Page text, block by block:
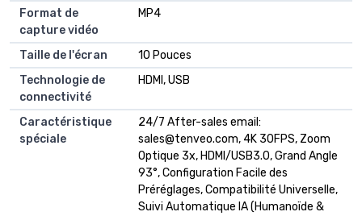
Format de
capture vidéo
MP4
Taille de l'écran
10 Pouces
Technologie de
connectivité
HDMI, USB
Caractéristique
spéciale
24/7 After-sales email:
sales@tenveo.com, 4K 30FPS, Zoom
Optique 3x, HDMI/USB3.0, Grand Angle
93°, Configuration Facile des
Préréglages, Compatibilité Universelle,
Suivi Automatique IA (Humanoïde &